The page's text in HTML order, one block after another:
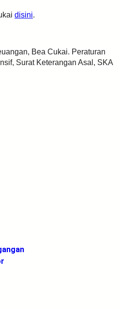
disini.
Bea Cukai. Peraturan
Surat Keterangan Asal, SKA